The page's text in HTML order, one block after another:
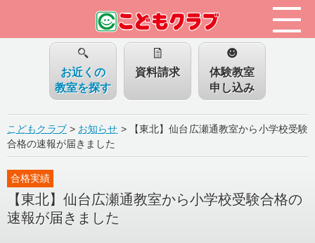
お近くの
教室を探す
資料請求
体験教室
申し込み
こどもクラブ> お知らせ >
【東北】仙台広瀬通教室から小学校受験
合格の速報が届きました
【東北】仙台広瀬通教室から小学校受験合格の
速報が届きました
合格実績